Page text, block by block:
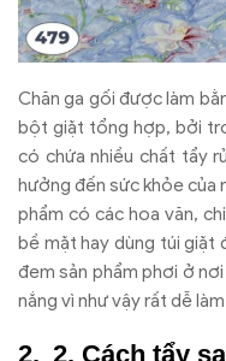
Chăn ga gối được làm
bột giặt tổng hợp, bởi
có chứa nhiều chất tẩy
hưởng đến sức khỏe của
phẩm có các hoa văn,
bề mặt hay dùng túi giặt
đem sản phẩm phơi ở
nắng vì như vậy rất dễ
2. Cách tẩy